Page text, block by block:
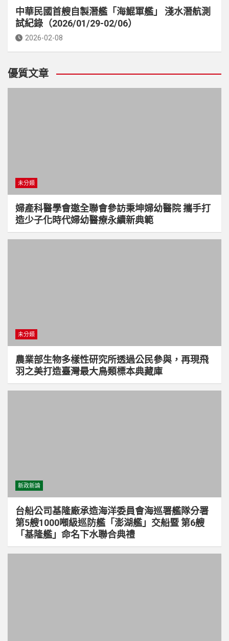
中華民國首艘自製潛艦「海鯤軍艦」 淺水潛航測
試紀錄（2026/01/29-02/06）
2026-02-08
優質文章
未分類
婦產科醫學會邀全聯會參訪秉坤婦幼醫院 攜手打
造少子化時代婦幼醫療永續新典範
未分類
農業部生物多樣性研究所透過公民參與，再現飛
羽之美打造臺灣最大鳥類標本典藏庫
新政新論
台船公司基隆廠承造海洋委員會海巡署艦隊分署
第5艘1000噸級巡防艦「澎湖艦」交船暨 第6艘
「基隆艦」命名下水聯合典禮